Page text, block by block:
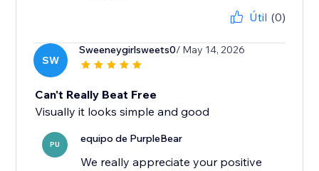
Útil (0)
SW
Sweeneygirlsweets0/ May 14, 2026
Can't Really Beat Free
Visually it looks simple and good
PU equipo de PurpleBear
We really appreciate your positive